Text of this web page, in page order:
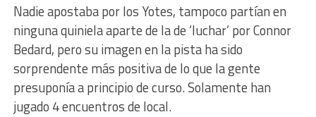
Nadie apostaba por los Yotes, tampoco partían en
ninguna quiniela aparte de la de ‘luchar’ por Connor
Bedard, pero su imagen en la pista ha sido
sorprendente más positiva de lo que la gente
presuponía a principio de curso. Solamente han
jugado 4 encuentros de local.